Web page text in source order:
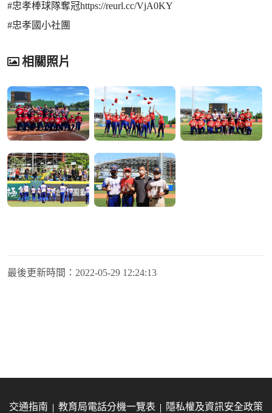
#忠孝棒球隊奪冠https://reurl.cc/VjA0KY
#忠孝國小社團
相關照片
最後更新時間： 2022-05-29 12:24:13
交通指南 教育局電話分機一覽表
隱私權及資訊安全政策